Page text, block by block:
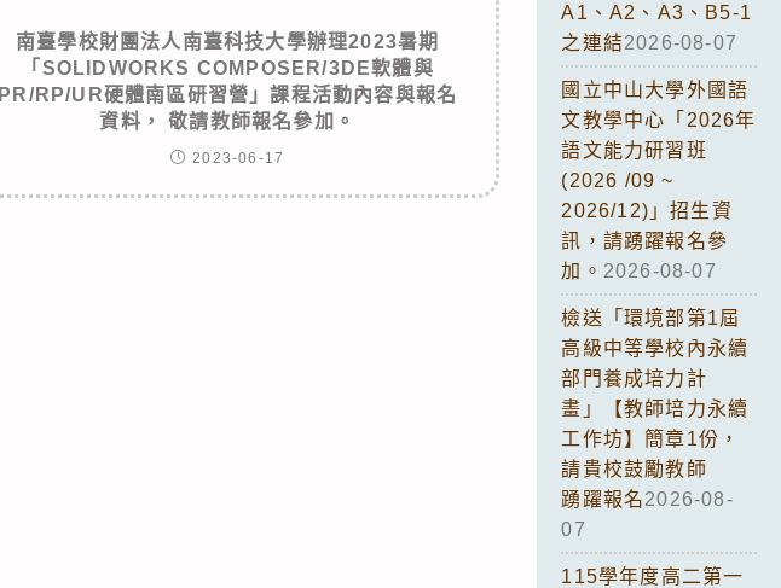
南臺學校財團法人南臺科技大學辦理2023暑期
「SOLIDWORKS COMPOSER/3DE軟體與
PR/RP/UR硬體南區研習營」課程活動內容與報名
資料， 敬請教師報名參加。
2023-06-17
A1、A2、A3、B5-1
之連結2026-08-07
國立中山大學外國語
文教學中心「2026年
語文能力研習班
(2026 /09 ~
2026/12)」招生資
訊，請踴躍報名參
加。 2026-08-07
檢送「環境部第1屆
高級中等學校內永續
部門養成培力計
畫」【教師培力永續
工作坊】簡章1份，
請貴校鼓勵教師
踴躍報名2026-08-
07
115學年度高二第一